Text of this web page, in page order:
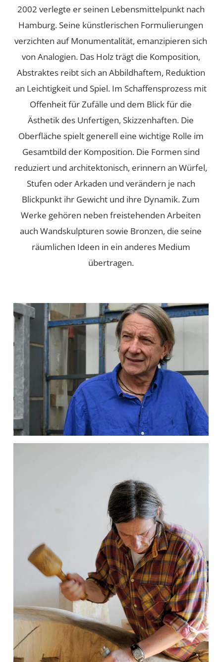
2002 verlegte er seinen Lebensmittelpunkt nach
Hamburg. Seine künstlerischen Formulierungen
verzichten auf Monumentalität, emanzipieren sich
von Analogien. Das Holz trägt die Komposition,
Abstraktes reibt sich an Abbildhaftem, Reduktion
an Leichtigkeit und Spiel. Im Schaffensprozess mit
Offenheit für Zufälle und dem Blick für die
Ästhetik des Unfertigen, Skizzenhaften. Die
Oberfläche spielt generell eine wichtige Rolle im
Gesamtbild der Komposition. Die Formen sind
reduziert und architektonisch, erinnern an Würfel,
Stufen oder Arkaden und verändern je nach
Blickpunkt ihr Gewicht und ihre Dynamik. Zum
Werke gehören neben freistehenden Arbeiten
auch Wandskulpturen sowie Bronzen, die seine
räumlichen Ideen in ein anderes Medium
übertragen.